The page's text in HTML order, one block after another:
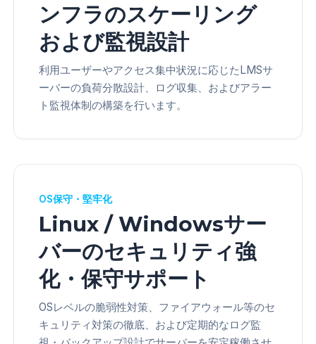
ンフラのスケーリング
および監視設計
利用ユーザーやアクセス集中状況に応じたLMSサ
ーバーの負荷分散設計、ログ収集、およびアラー
ト監視体制の構築を行います。
OS保守・堅牢化
Linux / Windowsサー
バーのセキュリティ強
化・保守サポート
OSレベルの脆弱性対策、ファイアウォール等のセ
キュリティ対策の徹底、および定期的なログ監